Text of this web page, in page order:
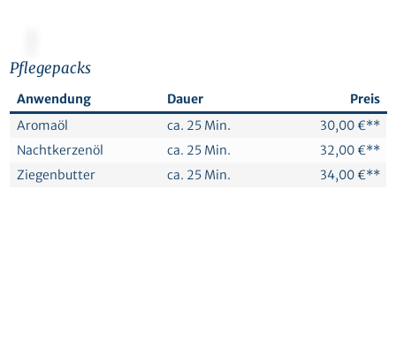
Pflegepacks
Anwendung Dauer
Preis
Aromaöl
ca. 25 Min.
30,00 €**
Nachtkerzenöl
ca. 25 Min.
32,00 €**
Ziegenbutter
ca. 25 Min. 34,00 €**